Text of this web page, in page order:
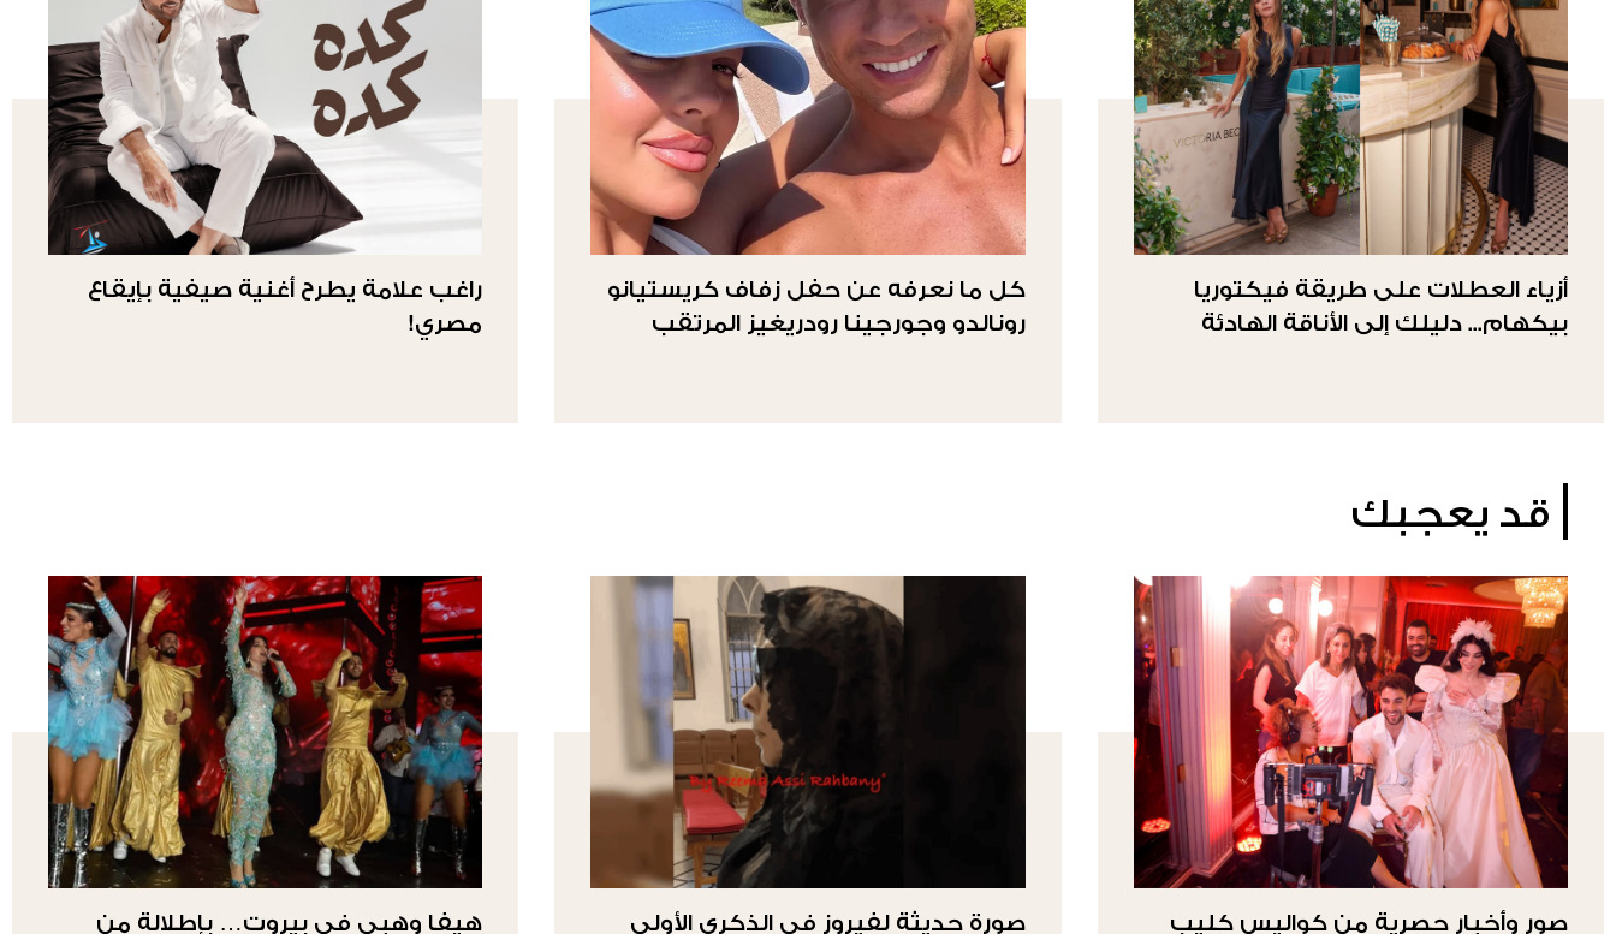
أزياء العطلات على طريقة فيكتوريا
بيكهام... دليلك إلى الأناقة الهادئة
كل ما نعرفه عن حفل زفاف كريستيانو
رونالدو وجورجينا رودريغيز المرتقب
راغب علامة يطرح أغنية صيفية بإيقاع
مصري!
قد يعجبك
صور وأخبار حصرية من كواليس كليب صورة حديثة لفيروز في الذكرى الأولى هيفا وهبي في بيروت… بإطلالة من